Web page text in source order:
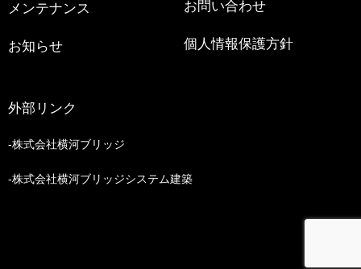
メンテナンス
お知らせ
お問い合わせ
個人情報保護方針
外部リンク
株式会社横河ブリッジ
株式会社横河ブリッジシステム建築